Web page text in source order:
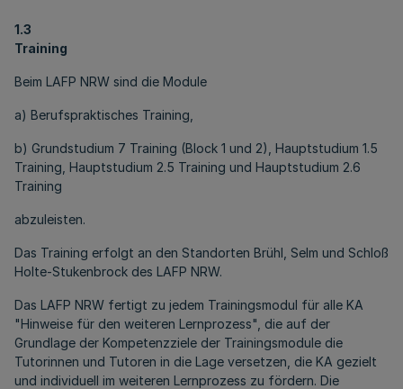
1.3
Training
Beim LAFP NRW sind die Module
a) Berufspraktisches Training,
b) Grundstudium 7 Training (Block 1 und 2), Hauptstudium 1.5
Training, Hauptstudium 2.5 Training und Hauptstudium 2.6
Training
abzuleisten.
Das Training erfolgt an den Standorten Brühl, Selm und Schloß
Holte-Stukenbrock des LAFP NRW.
Das LAFP NRW fertigt zu jedem Trainingsmodul für alle KA
"Hinweise für den weiteren Lernprozess", die auf der
Grundlage der Kompetenzziele der Trainingsmodule die
Tutorinnen und Tutoren in die Lage versetzen, die KA gezielt
und individuell im weiteren Lernprozess zu fördern. Die